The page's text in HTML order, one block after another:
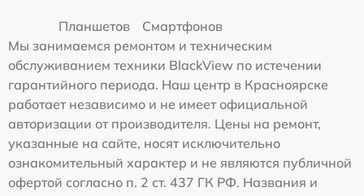
Планшетов
Смартфонов
Мы занимаемся ремонтом и техническим
обслуживанием техники BlackView по истечении
гарантийного периода. Наш центр в Красноярске
работает независимо и не имеет официальной
авторизации от производителя. Цены на ремонт,
указанные на сайте, носят исключительно
ознакомительный характер и не являются публичной
офертой согласно п. 2 ст. 437 ГК РФ. Названия и